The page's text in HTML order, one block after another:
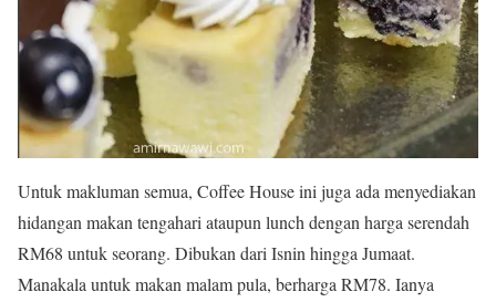
Untuk makluman semua, Coffee House ini juga ada menyediakan
hidangan makan tengahari ataupun lunch dengan harga serendah
RM68 untuk seorang. Dibukan dari Isnin hingga Jumaat.
Manakala untuk makan malam pula, berharga RM78. Ianya